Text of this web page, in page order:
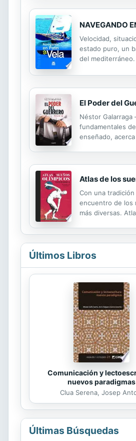
NAVEGANDO
Velocidad,
estado puro, un
del
El Poder del
Néstor
fundamentales
enseñado,
Atlas de los
Con una
encuentro de los
más diversas.
Últimos Libros
Comunicación y
nuevos paradigmas
Clua Serena, Josep
Últimas Búsquedas